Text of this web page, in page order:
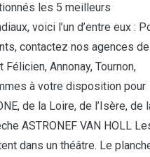
les 5 meilleurs
voici l’un d’entre eux :
contactez nos agences de
Félicien, Annonay, Tournon,
à votre disposition pour
de la Loire, de l’Isère, de
ASTRONEF VAN HOLL
dans un théâtre. Le